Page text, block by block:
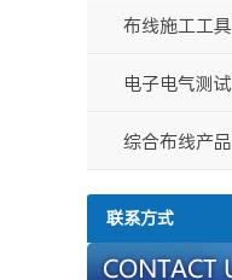
布线施工工具
电子电气测试
综合布线产品
联系方式